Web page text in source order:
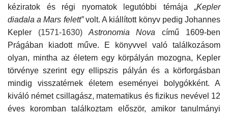
Napló postája
Galéria
Újság Archívum
Emlékezzünk †
Nyelv
kéziratok és régi nyomatok legutóbbi témája „Kepler
diadala a Mars felett”volt. A kiállított könyv pedig Johannes
Kepler (1571-1630)Astronomia Nova című 1609-ben
Prágában kiadott műve. E könyvvel való találkozásom
olyan, mintha az életem egy körpályán mozogna, Kepler
törvénye szerint egy ellipszis pályán és a körforgásban
mindig visszatérnek életem eseményei bolygókként. A
kiváló német csillagász, matematikus és fizikus nevével 12
éves koromban találkoztam először, amikor tanulmányi